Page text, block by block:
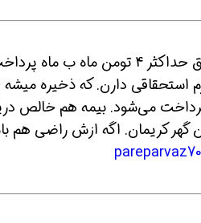
بر این 6 روزه 2 نیم روزم استحقاقی
پرداخت می‌شود. بیمه هم خالص
گهر کریمان. اگه ازش راضی هم